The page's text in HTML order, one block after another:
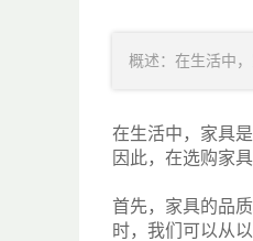
概述：在生活中
在生活中，家具
因此，在选购家
首先，家具的品
时，我们可以从